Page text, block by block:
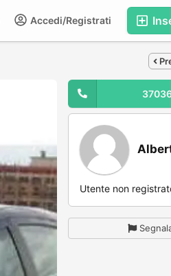
Accedi/Registrati
Utente non